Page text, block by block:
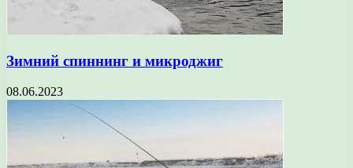
Зимний спиннинг и микроджиг
08.06.2023